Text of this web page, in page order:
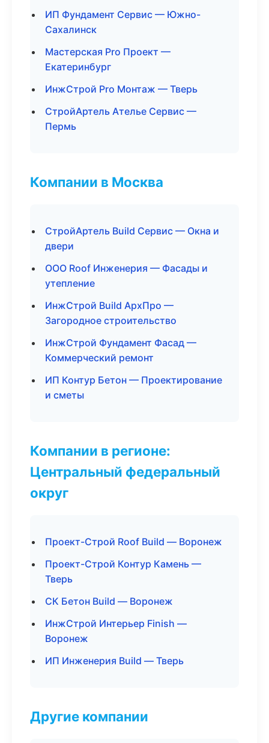
ИП Фундамент Сервис — Южно-
Сахалинск
Мастерская Pro Проект —
Екатеринбург
ИнжСтрой Pro Монтаж — Тверь
СтройАртель Ателье Сервис —
Пермь
Компании в Москва
СтройАртель Build Сервис — Окна и
двери
ООО Roof Инженерия — Фасады и
утепление
ИнжСтрой Build АрхПро —
Загородное строительство
ИнжСтрой Фундамент Фасад —
Коммерческий ремонт
ИП Контур Бетон — Проектирование
и сметы
Компании в регионе:
Центральный федеральный
округ
Проект-Строй Roof Build — Воронеж
Проект-Строй Контур Камень —
Тверь
СК Бетон Build — Воронеж
ИнжСтрой Интерьер Finish —
Воронеж
ИП Инженерия Build — Тверь
Другие компании